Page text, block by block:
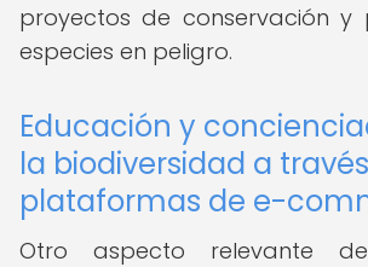
proyectos de conservación y
especies en peligro.
Educación y
la biodiversidad a
plataformas de e-
Otro aspecto relevante